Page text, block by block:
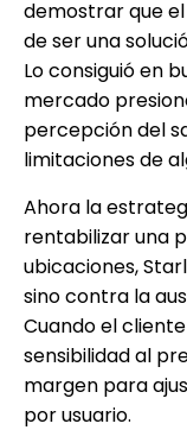
demostrar que
de ser una
Lo consiguió en
mercado
percepción del
limitaciones de
Ahora la
rentabilizar una
ubicaciones,
sino contra la
Cuando el
sensibilidad al
margen para
por usuario.